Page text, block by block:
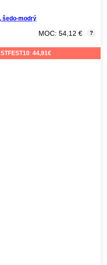
šedo-modrý
MOC: 54,12 € ?
: 44,91€